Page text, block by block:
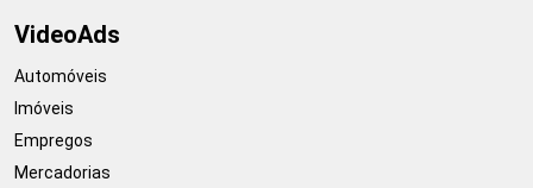
VideoAds
Automóveis
Imóveis
Empregos
Mercadorias